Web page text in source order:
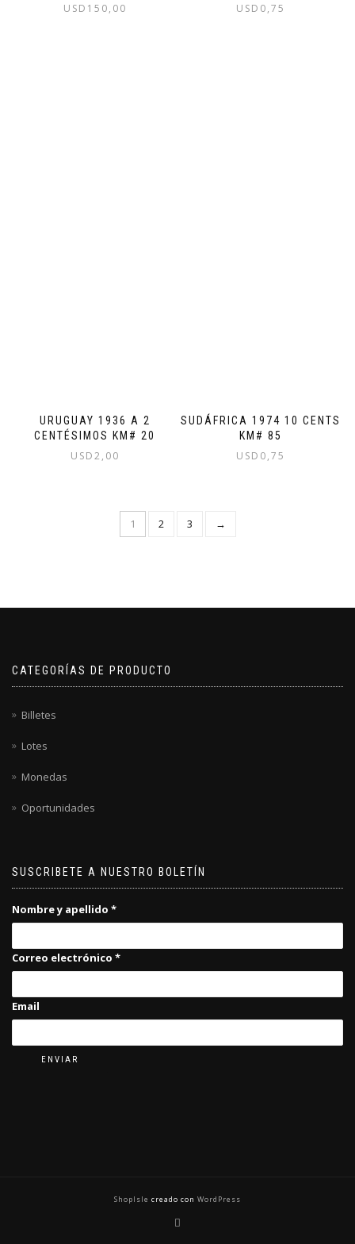
USD 150,00 USD 0,75
URUGUAY 1936 A 2
CENTÉSIMOS KM# 20
USD2,00
SUDÁFRICA 1974 10 CENTS
KM# 85
USD 0,75
1 2 3 →
CATEGORÍAS DE PRODUCTO
Billetes
Lotes
Monedas
Oportunidades
SUSCRIBETE A NUESTRO BOLETÍN
Nombre y apellido *
Correo electrónico *
Email
ENVIAR
ShopIsle creado con WordPress